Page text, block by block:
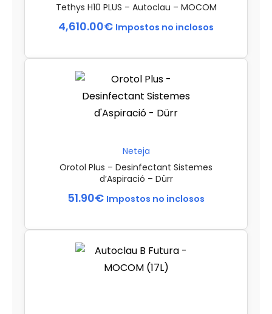
Tethys H10 PLUS – Autoclau – MOCOM
4,610.00€ Impostos no inclosos
Neteja
Orotol Plus – Desinfectant Sistemes
d’Aspiració – Dürr
51.90€ Impostos no inclosos